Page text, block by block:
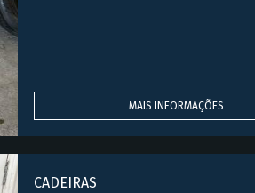
MAIS INFORMAÇÕES
CADEIRAS